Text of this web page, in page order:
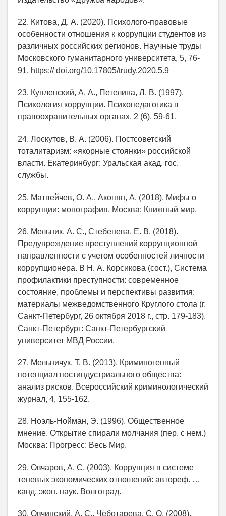
22. Китова, Д. А. (2020). Психолого-правовые
особенности отношения к коррупции студентов из
различных российских регионов. Научные труды
Московского гуманитарного университета, 5, 76-
91. https:// doi.org/10.17805/trudy.2020.5.9
23. Купленский, А. А., Петелина, Л. В. (1997).
Психология коррупции. Психопедагогика в
правоохранительных органах, 2 (6), 59-61.
24. Лоскутов, В. А. (2006). Постсоветский
тоталитаризм: «якорные стоянки» российской
власти. Екатеринбург: Уральская акад. гос.
службы.
25. Матвейчев, О. А., Акопян, А. (2018). Мифы о
коррупции: монография. Москва: Книжный мир.
26. Мельник, А. С., Стебенева, Е. В. (2018).
Предупреждение преступлений коррупционной
направленности с учетом особенностей личности
коррупционера. В Н. А. Корсикова (сост.), Система
профилактики преступности: современное
состояние, проблемы и перспективы развития:
материалы межведомственного Круглого стола (г.
Санкт-Петербург, 26 октября 2018 г., стр. 179-183).
Санкт-Петербург: Санкт-Петербургский
университет МВД России.
27. Мельничук, Т. В. (2013). Криминогенный
потенциал постиндустриального общества:
анализ рисков. Всероссийский криминологический
журнал, 4, 155-162.
28. Ноэль-Нойман, Э. (1996). Общественное
мнение. Открытие спирали молчания (пер. с нем.)
Москва: Прогресс: Весь Мир.
29. Овчаров, А. С. (2003). Коррупция в системе
теневых экономических отношений: автореф. …
канд. экон. наук. Волгоград.
30. Овчинский, А. С., Чеботарева, С. О. (2008).